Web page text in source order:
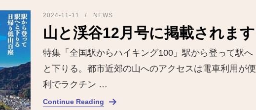
2024-11-11 NEWS
山と渓谷12月号に掲載されます
特集「全国駅からハイキング100」駅から登って駅へ
と下りる。都市近郊の山へのアクセスは電車利用が便
利でラクチン …
Continue Reading